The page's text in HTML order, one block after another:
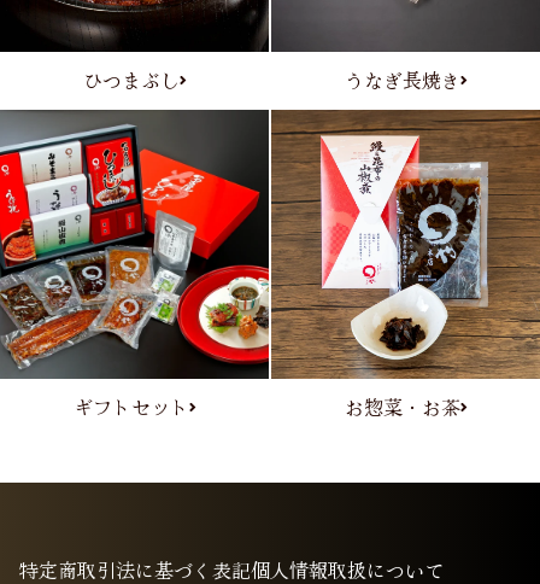
ひつまぶし うなぎ長焼き
ギフトセット お惣菜・お茶
特定商取引法に基づく表記個人情報取扱について